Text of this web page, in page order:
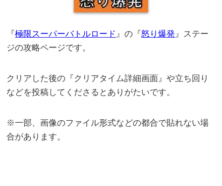
『極限スーパーバトルロード 』の『怒り爆発 』ステー
ジの攻略ページです。
クリアした後の『クリアタイム詳細画面』や立ち回り
などを投稿してくださるとありがたいです。
※一部、画像のファイル形式などの都合で貼れない場
合があります。